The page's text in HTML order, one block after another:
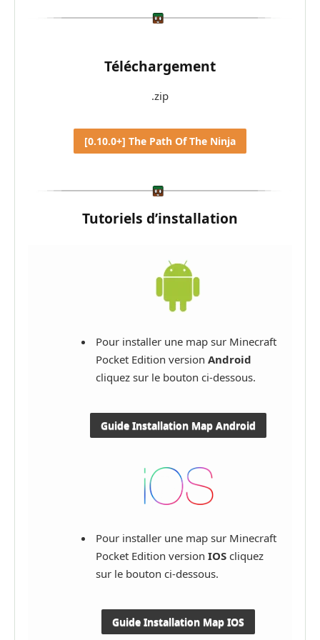
Téléchargement
.zip
[0.10.0+] The Path Of The Ninja
Tutoriels d’installation
Pour installer une map sur Minecraft
Pocket Edition version Android
cliquez sur le bouton ci-dessous.
Guide Installation Map Android
Pour installer une map sur Minecraft
Pocket Edition version IOS cliquez
sur le bouton ci-dessous.
Guide Installation Map IOS